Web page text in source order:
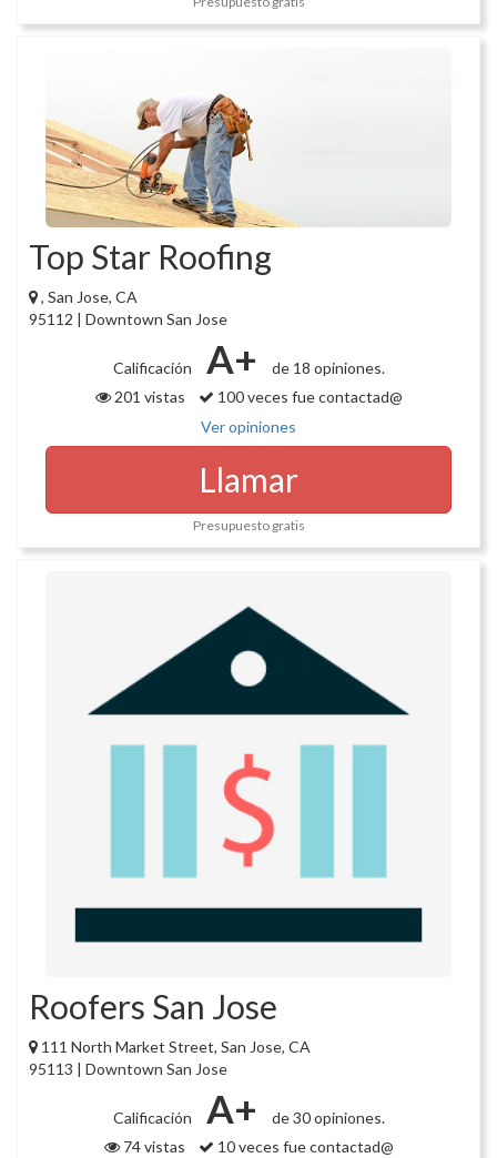
Top Star Roofing
, San Jose, CA
95112 | Downtown San Jose
Calificación A+
de 18 opiniones.
201 vistas
100 veces fue contactad@
Ver opiniones
Llamar
Presupuesto gratis
Roofers San Jose
111 North Market Street, San Jose, CA
95113 | Downtown San Jose
Calificación A+
de 30 opiniones.
74 vistas
10 veces fue contactad@